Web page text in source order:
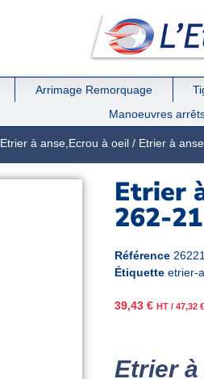
Arrimage Remorquage
Manoeuvres
Etrier à anse,Ecrou à oeil/ Etrier à
Etrier
262-21
Référence
Étiquette etrier-
39,43 € HT / 47,32 €
Etrier